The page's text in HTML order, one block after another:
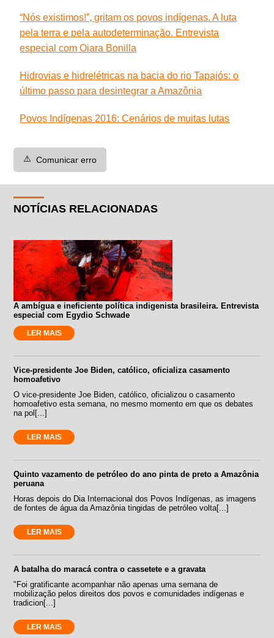
“Nós existimos!”, gritam os povos indígenas. A luta
pela terra e pela autodeterminação. Entrevista
especial com Oiara Bonilla
Hidrovias e hidrelétricas na bacia do rio Tapajós: o
último passo para desintegrar a Amazônia
Povos Indígenas 2016: Cenários de muitas lutas
⚠️ Comunicar erro
NOTÍCIAS RELACIONADAS
A ambígua e ineficiente política indigenista brasileira. Entrevista
especial com Egydio Schwade
LER MAIS
Vice-presidente Joe Biden, católico, oficializa casamento
homoafetivo
O vice-presidente Joe Biden, católico, oficializou o casamento
homoafetivo esta semana, no mesmo momento em que os debates
na pol[...]
LER MAIS
Quinto vazamento de petróleo do ano pinta de preto a Amazônia
peruana
Horas depois do Dia Internacional dos Povos Indígenas, as imagens
de fontes de água da Amazônia tingidas de petróleo volta[...]
LER MAIS
A batalha do maracá contra o cassetete e a gravata
"Foi gratificante acompanhar não apenas uma semana de
mobilização pelos direitos dos povos e comunidades indígenas e
tradicion[...]
LER MAIS